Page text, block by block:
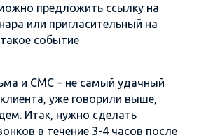
предложить ссылку на
или пригласительный на
событие
и СМС – не самый удачный
уже говорили выше,
Итак, нужно сделать
в течение 3-4 часов после